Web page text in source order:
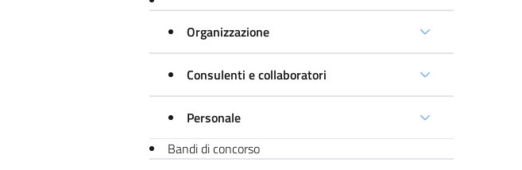
Organizzazione
Consulenti e collaboratori
Personale
Bandi di concorso